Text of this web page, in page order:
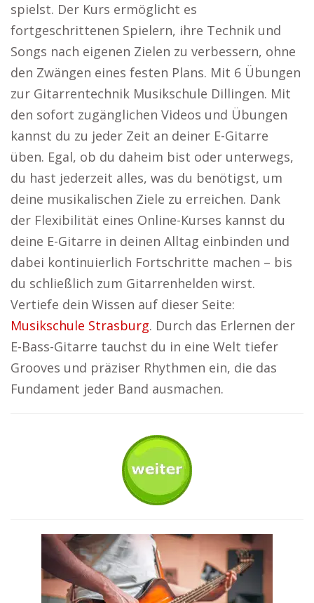
spielst. Der Kurs ermöglicht es
fortgeschrittenen Spielern, ihre Technik und
Songs nach eigenen Zielen zu verbessern, ohne
den Zwängen eines festen Plans. Mit 6 Übungen
zur Gitarrentechnik Musikschule Dillingen. Mit
den sofort zugänglichen Videos und Übungen
kannst du zu jeder Zeit an deiner E-Gitarre
üben. Egal, ob du daheim bist oder unterwegs,
du hast jederzeit alles, was du benötigst, um
deine musikalischen Ziele zu erreichen. Dank
der Flexibilität eines Online-Kurses kannst du
deine E-Gitarre in deinen Alltag einbinden und
dabei kontinuierlich Fortschritte machen – bis
du schließlich zum Gitarrenhelden wirst.
Vertiefe dein Wissen auf dieser Seite:
Musikschule Strasburg. Durch das Erlernen der
E-Bass-Gitarre tauchst du in eine Welt tiefer
Grooves und präziser Rhythmen ein, die das
Fundament jeder Band ausmachen.